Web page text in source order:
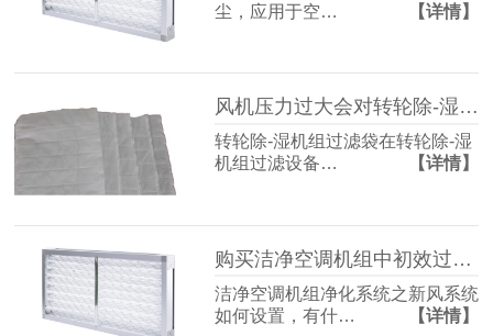
尘，应用于空…
【详情】
风机压力过大会对转轮除-湿机组过滤袋造成影响吗
转轮除-湿机组过滤袋在转轮除-湿
机组过滤设备…
【详情】
购买洁净空调机组中初效过滤器需要注意什么
洁净空调机组净化系统之新风系统
如何设置，有什…
【详情】